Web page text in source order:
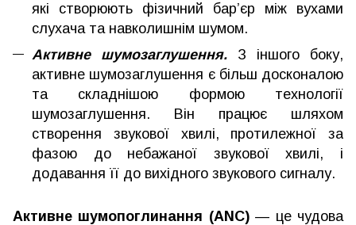
які створюють фізичний бар’єр між вухами
слухача та навколишнім шумом.
Активне шумозаглушення. З іншого боку,
активне шумозаглушення є більш досконалою
та складнішою формою технології
шумозаглушення. Він працює шляхом
створення звукової хвилі, протилежної за
фазою до небажаної звукової хвилі, і
додавання її до вихідного звукового сигналу.
Активне шумопоглинання (ANC)— це чудова